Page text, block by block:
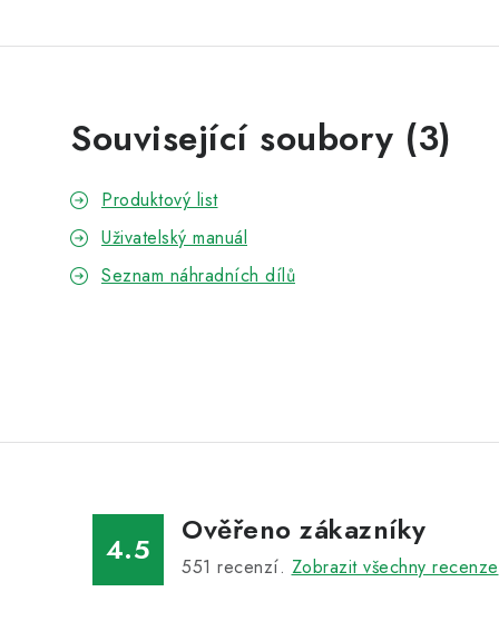
Související soubory (3)
Produktový list
Uživatelský manuál
Seznam náhradních dílů
4.5
Ověřeno zákazníky
551 recenzí. Zobrazit všechny recenze